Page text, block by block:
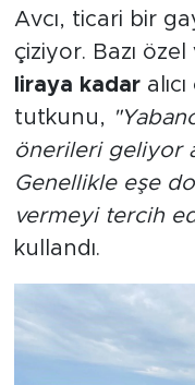
Avcı, ticari bir
çiziyor. Bazı özel
liraya kadar
tutkunu,
önerileri geliyor
Genellikle eşe
vermeyi tercih
kullandı.